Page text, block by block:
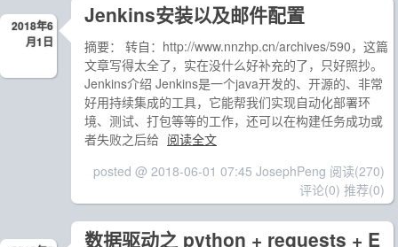
2018年6
月1日
Jenkins安装以及邮件配置
摘要： 转自：http://www.nnzhp.cn/archives/590，这篇
文章写得太全了，实在没什么好补充的了，只好照抄。
Jenkins介绍 Jenkins是一个java开发的、开源的、非常
好用持续集成的工具，它能帮我们实现自动化部署环
境、测试、打包等等的工作，还可以在构建任务成功或
者失败之后给 阅读全文
posted @ 2018-06-01 07:45 JosephPeng 阅读(270)
评论(0) 推荐(0)
数据驱动之 python + requests + E